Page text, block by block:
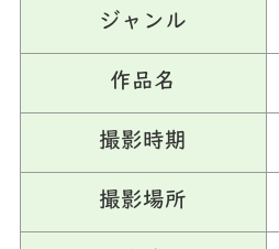
ジャンル
作品名
撮影時期
撮影場所